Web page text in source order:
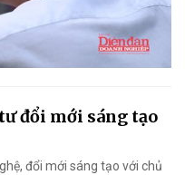
đổi mới sáng tạo
đổi mới sáng tạo với chủ